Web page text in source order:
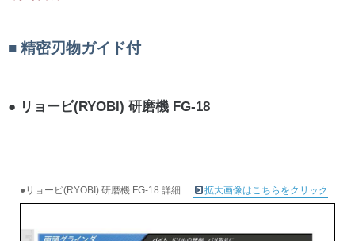
精密刃物ガイド付
リョービ(RYOBI) 研磨機 FG-18
●リョービ(RYOBI) 研磨機 FG-18 詳細 拡大画像はこちらをクリック